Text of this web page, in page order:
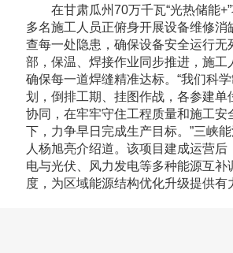
在甘肃瓜州70万千瓦“光热储能+”
多名施工人员正俯身开展设备维修消
查每一处隐患，确保设备安全运行无
部，保温、焊接作业同步推进，施工
确保每一道焊缝精准达标。“我们科
划，倒排工期、挂图作战，各参建单
协同，在牢牢守住工程质量和施工安
下，力争早日完成生产目标。”三峡
人杨旭亮介绍道。该项目建成运营后
电与光伏、风力发电等多种能源互补
度，为区域能源结构优化升级提供有